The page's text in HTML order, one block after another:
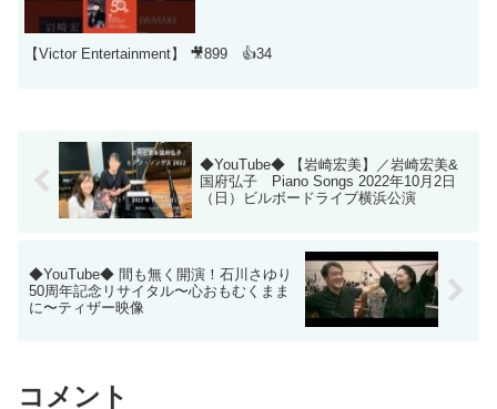
【Victor Entertainment】 🎥899 👍34
◆YouTube◆ 【岩崎宏美】／岩崎宏美&
国府弘子 Piano Songs 2022年10月2日
（日）ビルボードライブ横浜公演
◆YouTube◆ 間も無く開演！石川さゆり
50周年記念リサイタル〜心おもむくまま
に〜ティザー映像
コメント